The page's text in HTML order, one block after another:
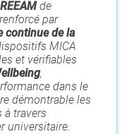
de
par
continue de la
MICA
et vérifiables
,
dans le
démontrable les
travers
universitaire.